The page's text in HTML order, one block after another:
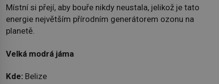
Místní si přejí, aby bouře nikdy neustala, jelikož je tato
energie největším přírodním generátorem ozonu na
planetě.
Velká modrá jáma
Kde: Belize